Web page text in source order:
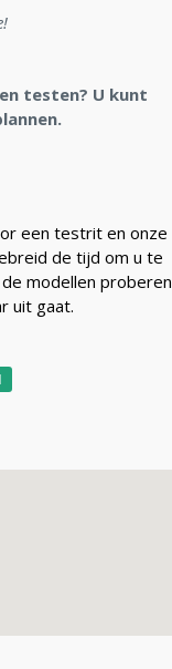
testen? U kunt
een testrit en onze
de tijd om u te
modellen proberen
uit gaat.